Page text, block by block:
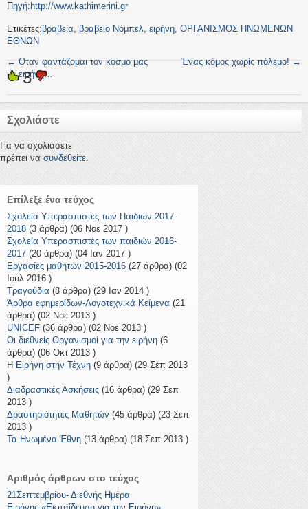
Πηγή:http://www.kathimerini.gr
Ετικέτες:βραβεία, βραβείο Νόμπελ, ειρήνη, ΟΡΓΑΝΙΣΜΟΣ ΗΝΩΜΕΝΩΝ
ΕΘΝΩΝ
←Όταν φαντάζομαι τον κόσμο μας
με ειρήνη…
Ένας κόμος χωρίς πόλεμο!→
3
Σχολιάστε
Για να σχολιάσετε
πρέπει να συνδεθείτε.
Επίλεξε ένα τεύχος
Σχολεία Υπερασπιστές των Παιδιών 2017-
2018 (3 άρθρα) (06 Νοε 2017 )
Σχολεία Υπερασπιστές των παιδιών 2016-
2017 (20 άρθρα) (04 Ιαν 2017 )
Εργασίες μαθητών 2015-2016 (27 άρθρα) (02
Ιουλ 2016 )
Τραγούδια (8 άρθρα) (29 Ιαν 2014 )
Άρθρα εφημερίδων-Λογοτεχνικά Κείμενα (21
άρθρα) (02 Νοε 2013 )
UNICEF (36 άρθρα) (02 Νοε 2013 )
Οι διεθνείς Οργανισμοί για την ειρήνη (6
άρθρα) (06 Οκτ 2013 )
Η Ειρήνη στην Τέχνη (9 άρθρα) (29 Σεπ 2013
)
Διαδραστικές Ασκήσεις (16 άρθρα) (29 Σεπ
2013 )
Δραστηριότητες Μαθητών (45 άρθρα) (23 Σεπ
2013 )
Τα Ηνωμένα Έθνη (13 άρθρα) (18 Σεπ 2013 )
Αριθμός άρθρων στο τεύχος
21Σεπτεμβρίου- Διεθνής Ημέρα